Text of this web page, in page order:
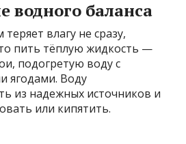
водного баланса
влагу не сразу,
пить тёплую жидкость —
подогретую воду с
ягодами. Воду
из надежных источников и
или кипятить.